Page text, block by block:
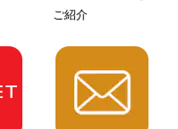
ご紹介